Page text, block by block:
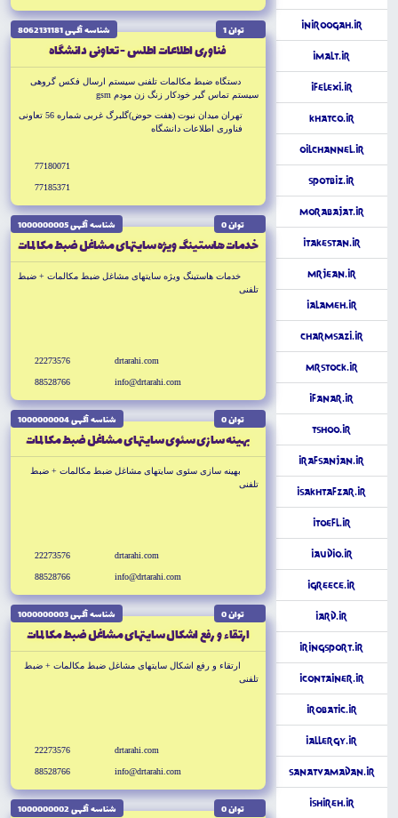
iNiroogah.ir
iMalt.ir
iFelexi.ir
KhatCo.ir
OilChannel.ir
SpotBiz.ir
Morabajat.ir
iTakestan.ir
MrJean.ir
iAlameh.ir
CharmSazi.ir
MrStock.ir
iFanar.ir
tShoo.ir
iRafsanjan.ir
iSakhtAfzar.ir
iToefl.ir
iAudio.ir
iGreece.ir
iArd.ir
iRingSport.ir
iContainer.ir
iRobatic.ir
iAllergy.ir
SanatVaMadan.ir
iShireh.ir
توان 1 شناسه آگهى 8062131181
فناورى اطلاعات اطلس - تعاونى دانشگاه
دستگاه ضبط مكالمات تلفنى سيستم ارسال فكس گروهى
سيستم تماس گير خودكار زنگ زن مودم gsm
تهران ميدان نبوت (هفت حوض)گلبرگ غربى شماره 56 تعاونى
فناورى اطلاعات دانشگاه
77180071
77185371
توان 0 شناسه آگهى 1000000005
خدمات هاستينگ ويژه سايتهاى مشاغل ضبط مكالمات
خدمات هاستينگ ويژه سايتهاى مشاغل ضبط مكالمات + ضبط
تلفنى
drtarahi.com
info@drtarahi.com
22273576
88528766
توان 0 شناسه آگهى 1000000004
بهينه سازى سئوى سايتهاى مشاغل ضبط مكالمات
بهينه سازى سئوى سايتهاى مشاغل ضبط مكالمات + ضبط
تلفنى
drtarahi.com
info@drtarahi.com
22273576
88528766
توان 0 شناسه آگهى 1000000003
ارتقاء و رفع اشکال سايتهاى مشاغل ضبط مكالمات
ارتقاء و رفع اشکال سايتهاى مشاغل ضبط مكالمات + ضبط
تلفنى
drtarahi.com
info@drtarahi.com
22273576
88528766
توان 0 شناسه آگهى 1000000002